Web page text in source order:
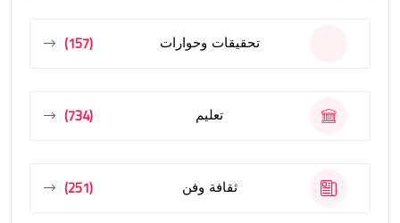
تحقيقات وحوارات (157)
تعليم (734)
ثقافة وفن (251)